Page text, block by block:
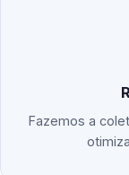
Fazemos a